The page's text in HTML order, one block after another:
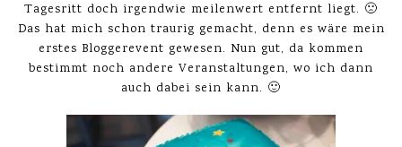
Tagesritt doch irgendwie meilenwert entfernt liegt. 🙁
Das hat mich schon traurig gemacht, denn es wäre mein
erstes Bloggerevent gewesen. Nun gut, da kommen
bestimmt noch andere Veranstaltungen, wo ich dann
auch dabei sein kann. 🙂